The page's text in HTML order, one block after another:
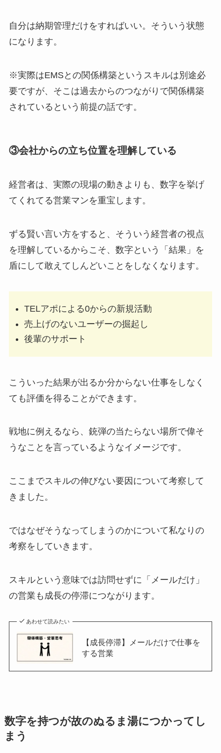
自分は納期管理だけをすればいい。そういう状態
になります。
※実際はEMSとの関係構築というスキルは別途必
要ですが、そこは過去からのつながりで関係構築
されているという前提の話です。
③会社からの立ち位置を理解している
経営者は、実際の現場の動きよりも、数字を挙げ
てくれてる営業マンを重宝します。
ずる賢い言い方をすると、そういう経営者の視点
を理解しているからこそ、数字という「結果」を
盾にして敢えてしんどいことをしなくなります。
TELアポによる0からの新規活動
売上げのないユーザーの掘起し
後輩のサポート
こういった結果が出るか分からない仕事をしなく
ても評価を得ることができます。
戦地に例えるなら、銃弾の当たらない場所で偉そ
うなことを言っているようなイメージです。
ここまでスキルの伸びない要因について考察して
きました。
ではなぜそうなってしまうのかについて私なりの
考察をしていきます。
スキルという意味では訪問せずに「メールだけ」
の営業も成長の停滞につながります。
あわせて読みたい
【成長停滞】メールだけで仕事を
する営業
数字を持つが故のぬるま湯につかってし
まう